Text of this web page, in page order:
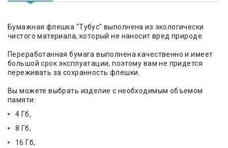
Бумажная флешка "Тубус" выполнена из экологически
чистого материала, который не наносит вред природе.
Переработанная бумага выполнена качественно и имеет
большой срок эксплуатации, поэтому вам не придется
переживать за сохранность флешки.
Вы можете выбрать изделие с необходимым объемом
памяти:
4 Гб,
8 Гб,
16 Гб,